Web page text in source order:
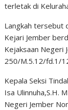
terletak di
Langkah tersebut
Kejari Jember
Kejaksaan Negeri
250/M.5.12/fd.1/
Kepala Seksi
Isa Ulinnuha,S.H.
Negeri Jember